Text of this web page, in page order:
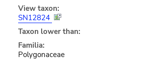
View taxon:
SN12824
Taxon lower than:
Familia:
Polygonaceae